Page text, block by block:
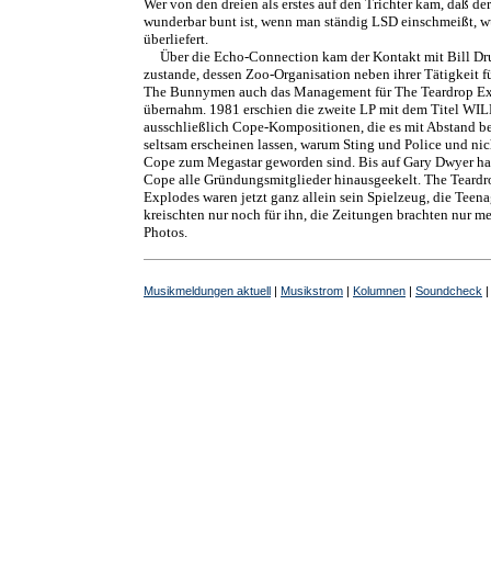
Wer von den dreien als erstes auf den Trichter kam, daß
wunderbar bunt ist, wenn man ständig LSD einschmeißt,
überliefert.
Über die Echo-Connection kam der Kontakt mit Bill
zustande, dessen Zoo-Organisation neben ihrer Tätigkeit
The Bunnymen auch das Management für The Teardrop
übernahm. 1981 erschien die zweite LP mit dem Titel
ausschließlich Cope-Kompositionen, die es mit Abstand
seltsam erscheinen lassen, warum Sting und Police und
Cope zum Megastar geworden sind. Bis auf Gary Dwyer
Cope alle Gründungsmitglieder hinausgeekelt. The
Explodes waren jetzt ganz allein sein Spielzeug, die
kreischten nur noch für ihn, die Zeitungen brachten nur
Photos.
Musikmeldungen aktuell | Musikstrom | Kolumnen | Soundcheck |